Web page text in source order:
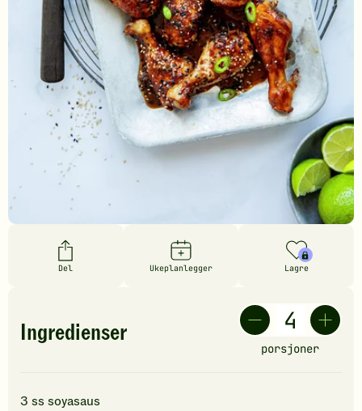
Del Ukeplanlegger Lagre
Ingredienser
porsjoner
3 ss soyasaus